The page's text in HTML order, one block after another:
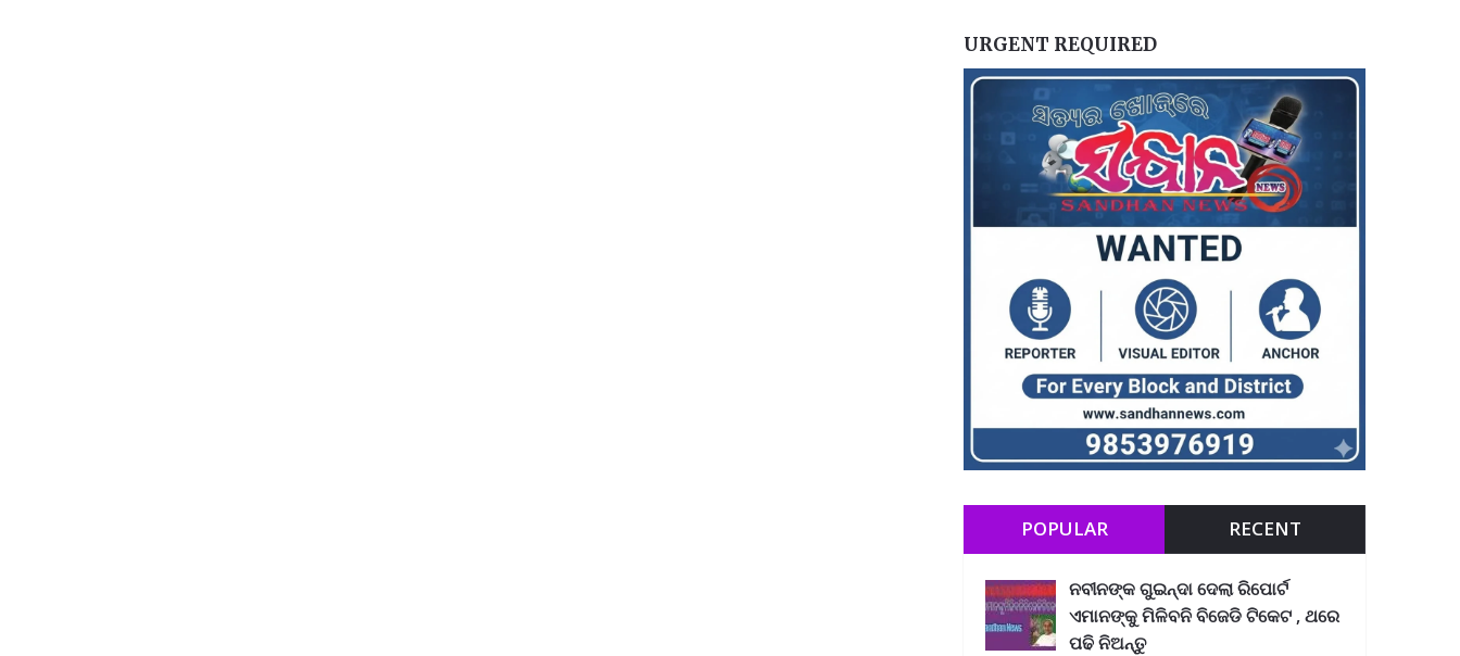
URGENT REQUIRED
POPULAR RECENT
ନବୀନଙ୍କ ଗୁଇନ୍ଦା ଦେଲା ରିପୋର୍ଟ
ଏମାନଙ୍କୁ ମିଳିବନି ବିଜେଡି ଟିକେଟ , ଥରେ
ପଢି ନିଅନ୍ତୁ